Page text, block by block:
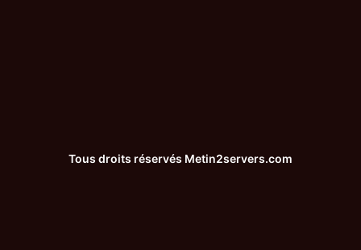
Tous droits réservés Metin2servers.com